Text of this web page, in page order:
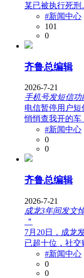
某已被执行死刑
#新闻中心
101
0
齐鲁总编辑
2026-7-21
手机号发短信
电信暂停用户
悄悄查我开的车
#新闻中心
0
0
齐鲁总编辑
2026-7-21
成龙3年间发文
＂
7月20日，成龙
已超十位，社交
#新闻中心
0
0